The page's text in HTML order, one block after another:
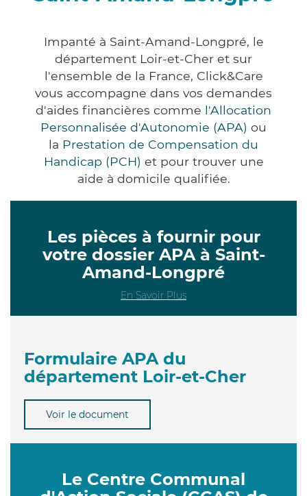
Impanté à Saint-Amand-Longpré, le
département Loir-et-Cher et sur
l'ensemble de la France, Click&Care
vous accompagne dans vos demandes
d'aides financières comme l'Allocation
Personnalisée d'Autonomie (APA) ou
la Prestation de Compensation du
Handicap (PCH) et pour trouver une
aide à domicile qualifiée.
Les pièces à fournir pour
votre dossier APA à Saint-
Amand-Longpré
En Savoir Plus
Formulaire APA du
département Loir-et-Cher
Voir le document
Le Centre Communal